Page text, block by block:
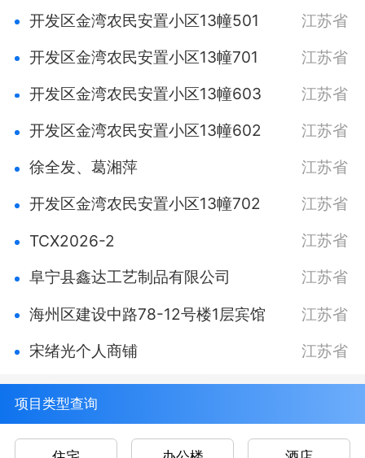
开发区金湾农民安置小区13幢501
江苏省
开发区金湾农民安置小区13幢701
江苏省
开发区金湾农民安置小区13幢603
江苏省
开发区金湾农民安置小区13幢602
江苏省
徐全发、葛湘萍
江苏省
开发区金湾农民安置小区13幢702
江苏省
TCX2026-2
江苏省
阜宁县鑫达工艺制品有限公司
江苏省
海州区建设中路78-12号楼1层宾馆
江苏省
宋绪光个人商铺
江苏省
项目类型查询